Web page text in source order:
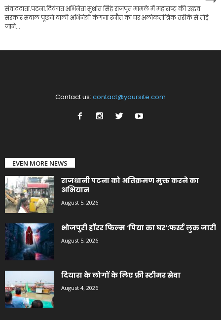
संवाददाता.पटना.दिवंगत अभिनेता सुशांत सिंह राजपूत मामले में महाराष्ट्र की उद्धव
सरकार सवाल पूछने वाली अभिनेत्री कंगना रनौत का घर अलोकतांत्रिक तरीके से तोड़े
जाने...
Contact us: contact@yoursite.com
EVEN MORE NEWS
राजधानी पटना को अतिक्रमण मुक्त करने का
अभियान
August 5, 2026
भोजपुरी हॉरर फिल्म ‘पिया का घर’:फर्स्ट लुक जारी
August 5, 2026
दियारा के लोगों के लिए फ्री स्टीमर सेवा
August 4, 2026